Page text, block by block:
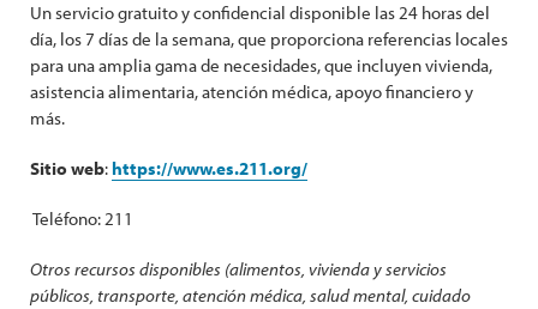
Un servicio gratuito y confidencial disponible las 24 horas del
día, los 7 días de la semana, que proporciona referencias locales
para una amplia gama de necesidades, que incluyen vivienda,
asistencia alimentaria, atención médica, apoyo financiero y
más.
Sitio web: https://www.es.211.org/
Teléfono: 211
Otros recursos disponibles (alimentos, vivienda y servicios
públicos, transporte, atención médica, salud mental, cuidado